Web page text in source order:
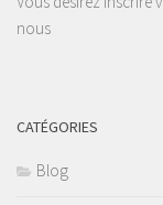
nous
CATÉGORIES
Blog